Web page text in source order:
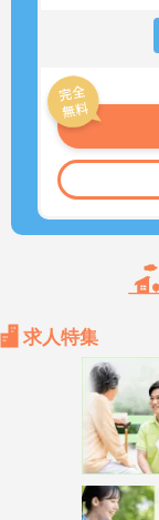
求人特集